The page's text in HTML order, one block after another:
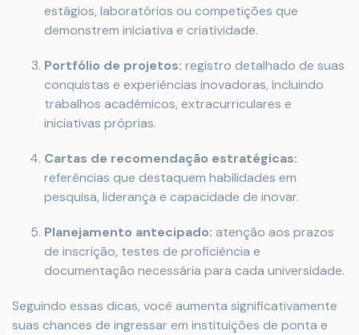
estágios, laboratórios ou competições que
demonstrem iniciativa e criatividade.
Portfólio de projetos: registro detalhado de suas
conquistas e experiências inovadoras, incluindo
trabalhos acadêmicos, extracurriculares e
iniciativas próprias.
Cartas de recomendação estratégicas:
referências que destaquem habilidades em
pesquisa, liderança e capacidade de inovar.
Planejamento antecipado: atenção aos prazos
de inscrição, testes de proficiência e
documentação necessária para cada universidade.
Seguindo essas dicas, você aumenta significativamente
suas chances de ingressar em instituições de ponta e